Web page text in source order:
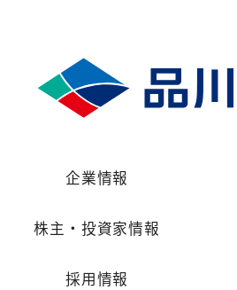
企業情報
株主・投資家情報
採用情報